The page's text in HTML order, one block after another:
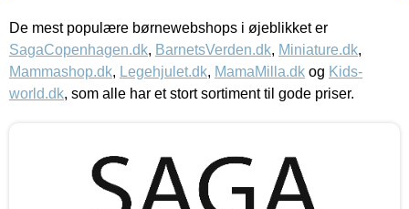
De mest populære børnewebshops i øjeblikket er
SagaCopenhagen.dk, BarnetsVerden.dk, Miniature.dk,
Mammashop.dk, Legehjulet.dk, MamaMilla.dk og Kids-
world.dk, som alle har et stort sortiment til gode priser.